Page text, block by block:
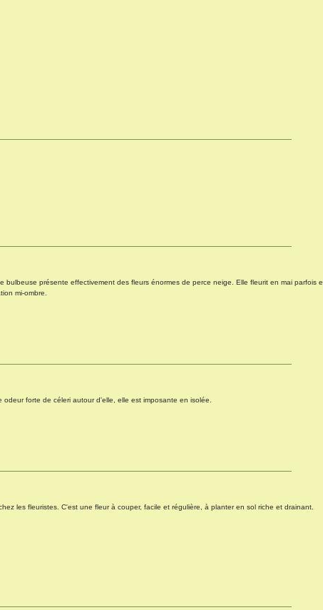
présente effectivement des fleurs énormes de perce neige. Elle fleurit en mai parfois
mi-ombre.
forte de céleri autour d'elle, elle est imposante en isolée.
les fleuristes. C'est une fleur à couper, facile et régulière, à planter en sol riche et drainant.